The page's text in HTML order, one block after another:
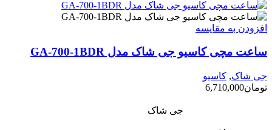
افزودن به مقایسه
ساعت مچی کاسیو جی شاک مدل GA-700-1BDR
جی شاک, کاسیو
تومان6,710,000
جی شاک